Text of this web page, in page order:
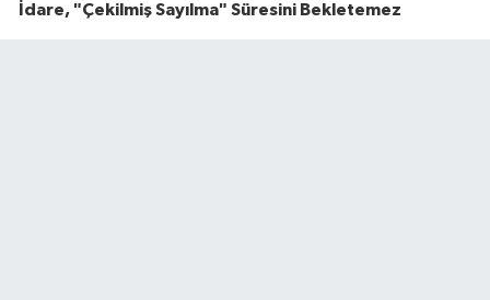
İdare, "Çekilmiş Sayılma" Süresini Bekletemez